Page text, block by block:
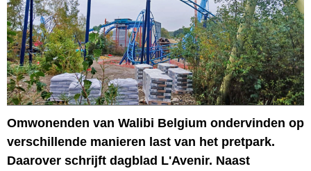
Omwonenden van Walibi Belgium ondervinden op
verschillende manieren last van het pretpark.
Daarover schrijft dagblad L'Avenir. Naast